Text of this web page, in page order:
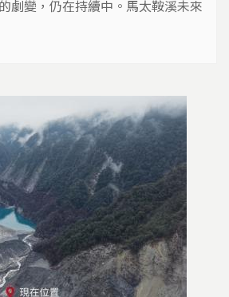
劇變，仍在持續中。馬太鞍溪未來
何這個區域會形成如此巨大的堰塞
由更多調查來解答……